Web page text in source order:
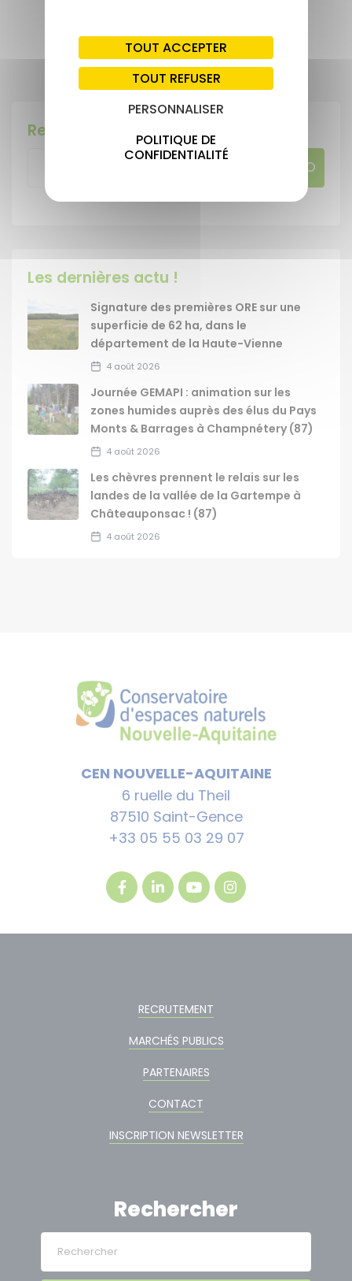
TOUT ACCEPTER
TOUT REFUSER
PERSONNALISER
POLITIQUE DE
CONFIDENTIALITÉ
Publiée le 4 novembre 2023
Rechercher
Les dernières actu !
Signature des premières ORE sur une
superficie de 62 ha, dans le
département de la Haute-Vienne
4 août 2026
Journée GEMAPI : animation sur les
zones humides auprès des élus du Pays
Monts & Barrages à Champnétery (87)
4 août 2026
Les chèvres prennent le relais sur les
landes de la vallée de la Gartempe à
Châteauponsac ! (87)
4 août 2026
CEN NOUVELLE-AQUITAINE
6 ruelle du Theil
87510 Saint-Gence
+33 05 55 03 29 07
RECRUTEMENT
MARCHÉS PUBLICS
PARTENAIRES
CONTACT
INSCRIPTION NEWSLETTER
Rechercher